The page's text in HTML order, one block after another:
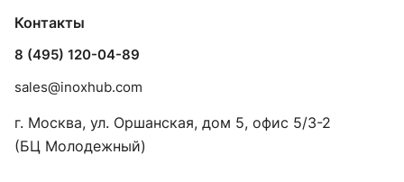
Контакты
8 (495) 120-04-89
sales@inoxhub.com
г. Москва, ул. Оршанская, дом 5, офис 5/3-2
(БЦ Молодежный)